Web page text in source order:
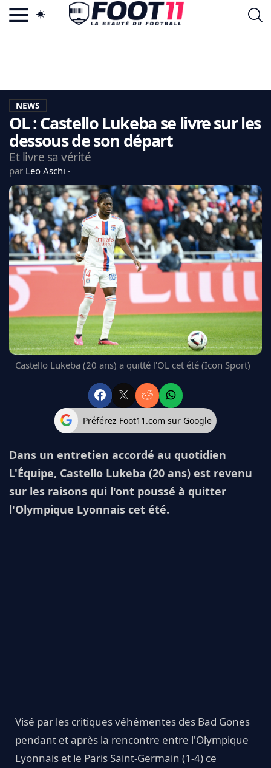
LA CHARTE
VIE PRIVÉE
CGU
CONTACTEZ-NOUS
MERCATO
CDM 2026
EDF
PSG
LIGUE 1
REAL MADRID
FC BARCELONE
MANCHESTER UNITED
CHELSEA
ARSENAL
BAYERN
L'AVIS DE LA RÉDAC'
NEWS
OL : Castello Lukeba se livre sur les
dessous de son départ
Et livre sa vérité
par Leo Aschi
Castello Lukeba (20 ans) a quitté l'OL cet été (Icon Sport)
Préférez Foot11.com sur Google
Dans un entretien accordé au quotidien
L'Équipe, Castello Lukeba (20 ans) est revenu
sur les raisons qui l'ont poussé à quitter
l'Olympique Lyonnais cet été.
Visé par les critiques véhémentes des Bad Gones
pendant et après la rencontre entre l'Olympique
Lyonnais et le Paris Saint-Germain (1-4) ce